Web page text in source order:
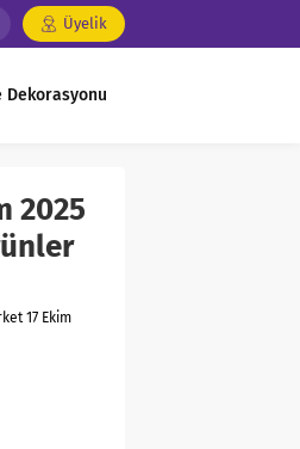
Üyelik
Dekorasyonu
2025
17 Ekim